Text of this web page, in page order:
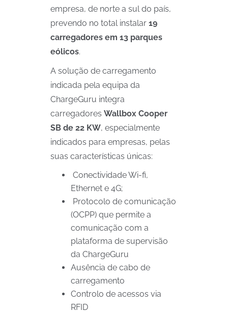
empresa, de norte a sul do país,
prevendo no total instalar 19
carregadores em 13 parques
eólicos.
A solução de carregamento
indicada pela equipa da
ChargeGuru integra
carregadores Wallbox Cooper
SB de 22 KW, especialmente
indicados para empresas, pelas
suas características únicas:
Conectividade Wi-fi,
Ethernet e 4G;
Protocolo de comunicação
(OCPP) que permite a
comunicação com a
plataforma de supervisão
da ChargeGuru
Ausência de cabo de
carregamento
Controlo de acessos via
RFID